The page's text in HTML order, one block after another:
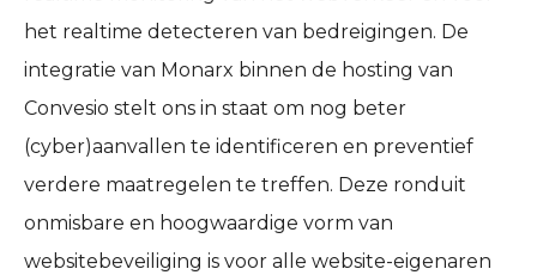
het realtime detecteren van bedreigingen. De
integratie van Monarx binnen de hosting van
Convesio stelt ons in staat om nog beter
(cyber)aanvallen te identificeren en preventief
verdere maatregelen te treffen. Deze ronduit
onmisbare en hoogwaardige vorm van
websitebeveiliging is voor alle website-eigenaren